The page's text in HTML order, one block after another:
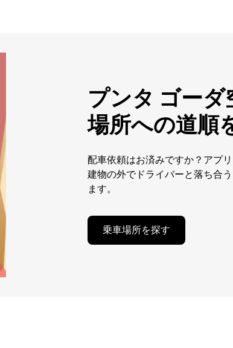
プンタ ゴー
場所への道順
配車依頼はお済みですか？アプ
建物の外でドライバーと落ち合
ます。
乗車場所を探す